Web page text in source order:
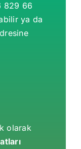
829 66
ya da
olarak